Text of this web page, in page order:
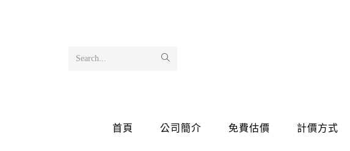
Search...
首頁 公司簡介 免費估價 計價方式